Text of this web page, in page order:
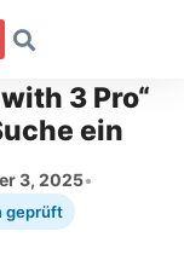
3 Pro“
ein
3, 2025•
geprüft